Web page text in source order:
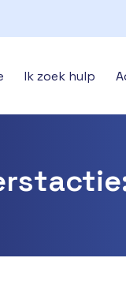
Ik zoek hulp